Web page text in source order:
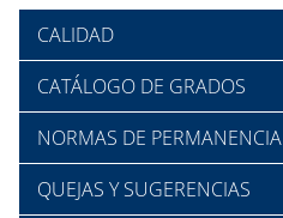
CALIDAD
CATÁLOGO DE GRADOS
NORMAS DE PERMANENCIA
QUEJAS Y SUGERENCIAS